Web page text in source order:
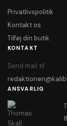
Privatlivspolitik
Kontakt os
Tilføj din butik
KONTAKT
Send mail til
ANSVARLIG